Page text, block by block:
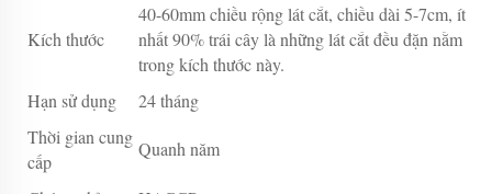
Kích thước
40-60mm chiều rộng lát cắt, chiều dài 5-7cm, ít
nhất 90% trái cây là những lát cắt đều đặn nằm
trong kích thước này.
Hạn sử dụng
24 tháng
Thời gian cung
cấp
Quanh năm